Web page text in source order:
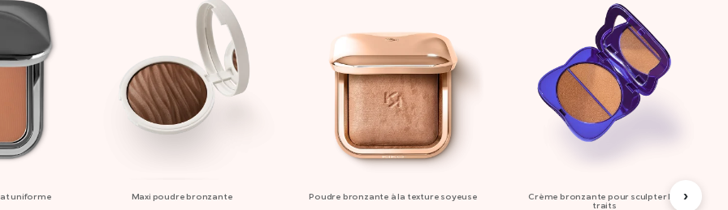
uniforme Maxi poudre bronzante Poudre bronzante à la texture soyeuse
Crème bronzante pour sculpter les
traits
›